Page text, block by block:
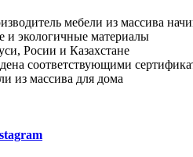
мебели из массива
и экологичные материалы
Росии и Казахстане
соответствующими
из массива для дома